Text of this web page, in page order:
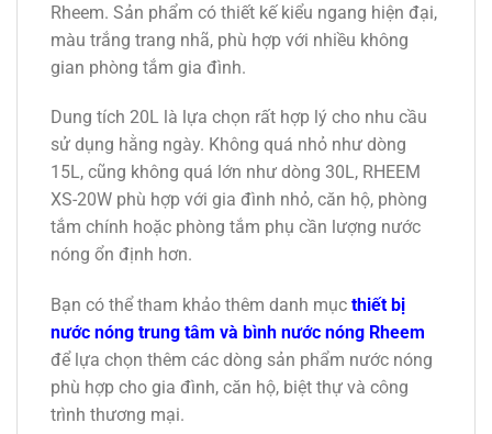
Rheem. Sản phẩm có thiết kế kiểu ngang hiện đại,
màu trắng trang nhã, phù hợp với nhiều không
gian phòng tắm gia đình.
Dung tích 20L là lựa chọn rất hợp lý cho nhu cầu
sử dụng hằng ngày. Không quá nhỏ như dòng
15L, cũng không quá lớn như dòng 30L, RHEEM
XS-20W phù hợp với gia đình nhỏ, căn hộ, phòng
tắm chính hoặc phòng tắm phụ cần lượng nước
nóng ổn định hơn.
Bạn có thể tham khảo thêm danh mục thiết bị
nước nóng trung tâm và bình nước nóng Rheem
để lựa chọn thêm các dòng sản phẩm nước nóng
phù hợp cho gia đình, căn hộ, biệt thự và công
trình thương mại.